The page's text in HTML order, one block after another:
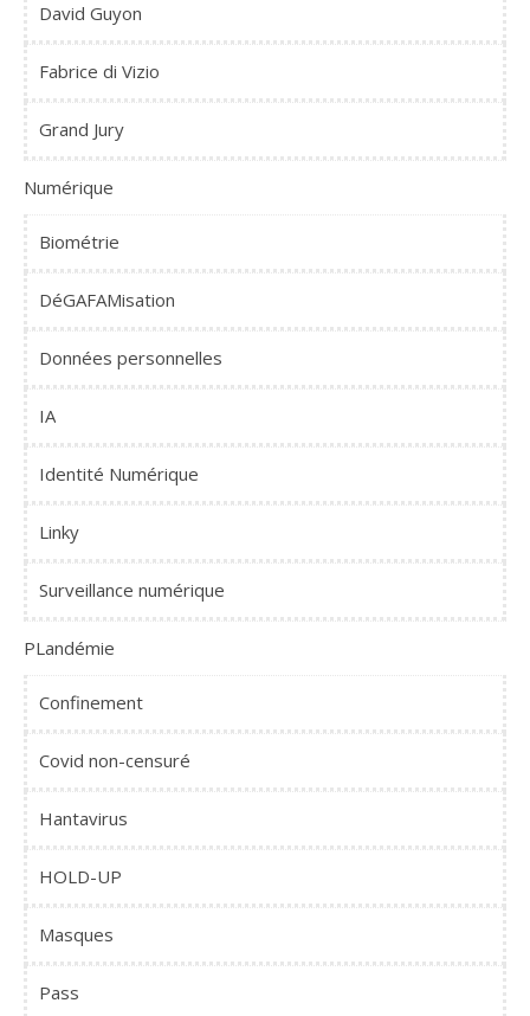
David Guyon
Fabrice di Vizio
Grand Jury
Numérique
Biométrie
DéGAFAMisation
Données personnelles
IA
Identité Numérique
Linky
Surveillance numérique
PLandémie
Confinement
Covid non-censuré
Hantavirus
HOLD-UP
Masques
Pass